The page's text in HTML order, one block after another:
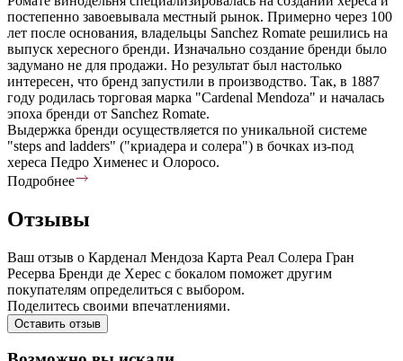
постепенно завоевывала местный рынок. Примерно через 100
лет после основания, владельцы Sanchez Romate решились на
выпуск хересного бренди. Изначально создание бренди было
задумано не для продажи. Но результат был настолько
интересен, что бренд запустили в производство. Так, в 1887
году родилась торговая марка "Cardenal Mendoza" и началась
эпоха бренди от Sanchez Romate.
Выдержка бренди осуществляется по уникальной системе
"steps and ladders" ("криадера и солера") в бочках из-под
хереса Педро Хименес и Олоросо.
Подробнее
Отзывы
Ваш отзыв о Карденал Мендоза Карта Реал Солера Гран
Ресерва Бренди де Херес с бокалом поможет другим
покупателям определиться с выбором.
Поделитесь своими впечатлениями.
Оставить отзыв